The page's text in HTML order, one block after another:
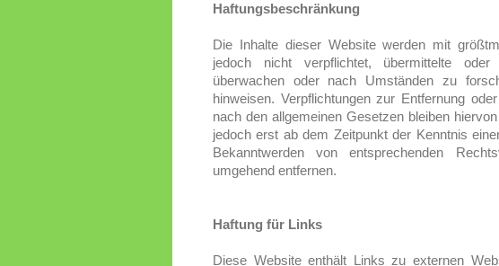
Haftungsbeschränkung
Die Inhalte dieser Website werden mit
jedoch nicht verpflichtet, übermittelte
überwachen oder nach Umständen zu
hinweisen. Verpflichtungen zur Entfernung
nach den allgemeinen Gesetzen bleiben
jedoch erst ab dem Zeitpunkt der Kenntnis
Bekanntwerden von entsprechenden
umgehend entfernen.
Haftung für Links
Diese Website enthält Links zu externen